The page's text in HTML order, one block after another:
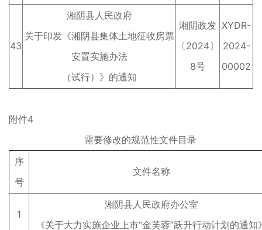
43
湘阴县人民政府
关于印发《湘阴县集体土地征收房票
安置实施办法
（试行）》的通知
湘阴政发
〔2024〕
8号
XYDR-
2024-
00002
附件4
需要修改的规范性文件目录
序
号
文件名称
1
湘阴县人民政府办公室
《关于大力实施企业上市“金芙蓉”跃升行动计划的通知